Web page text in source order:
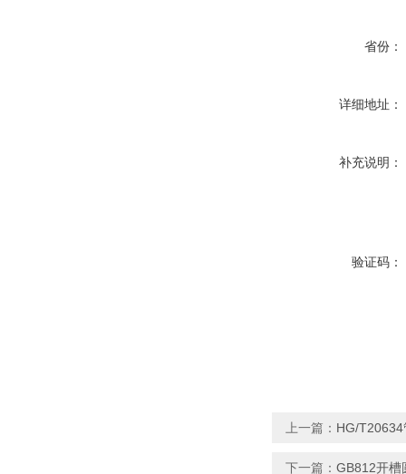
省份：
详细地址：
补充说明：
验证码：
上一篇： HG/
下一篇： GB812开槽